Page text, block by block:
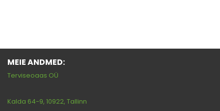
MEIE ANDMED:
Terviseoaas OÜ
Kalda 64-9, 10922, Tallinn